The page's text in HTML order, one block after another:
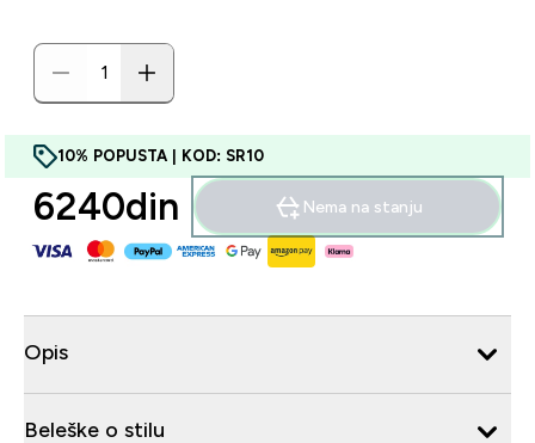
10% POPUSTA | KOD: SR10
6240din‎ Nema na stanju
Opis
Beleške o stilu